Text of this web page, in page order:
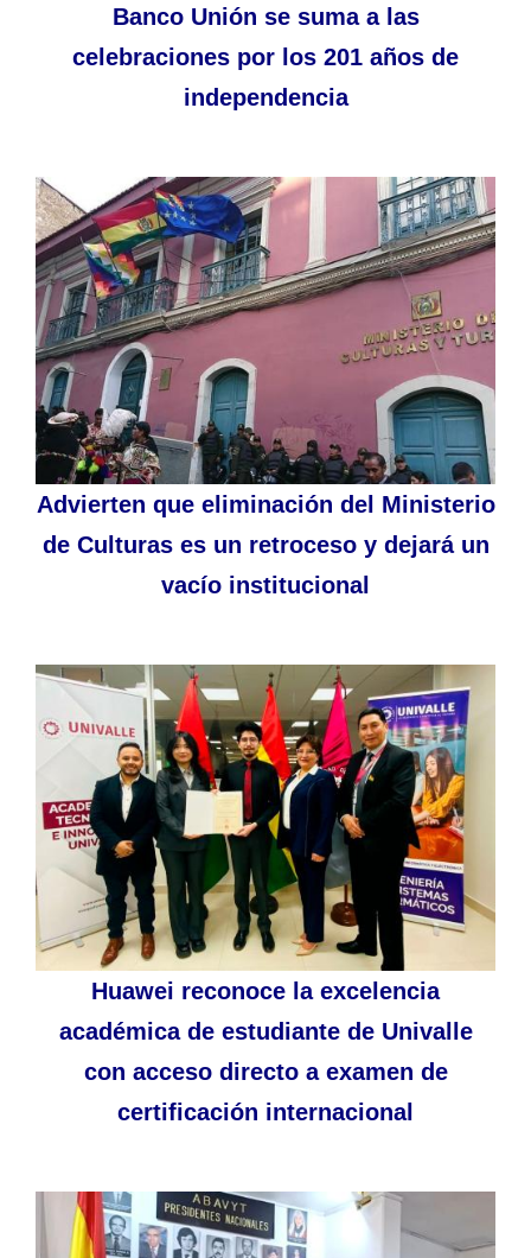
Banco Unión se suma a las
celebraciones por los 201 años de
independencia
Advierten que eliminación del Ministerio
de Culturas es un retroceso y dejará un
vacío institucional
Huawei reconoce la excelencia
académica de estudiante de Univalle
con acceso directo a examen de
certificación internacional